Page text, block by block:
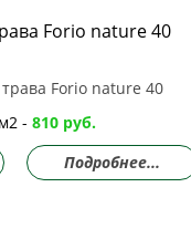
Forio nature 40
-810 руб.
Подробнее...